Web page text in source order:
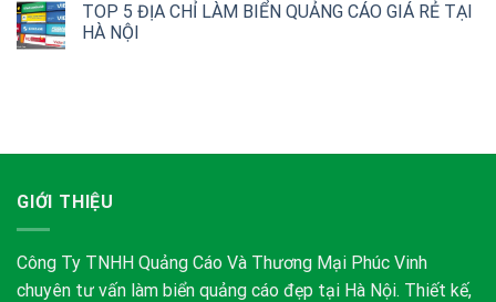
TOP 5 ĐỊA CHỈ LÀM BIỂN QUẢNG CÁO GIÁ RẺ TẠI
HÀ NỘI
GIỚI THIỆU
Công Ty TNHH Quảng Cáo Và Thương Mại Phúc Vinh
chuyên tư vấn làm biển quảng cáo đẹp tại Hà Nội. Thiết kế,